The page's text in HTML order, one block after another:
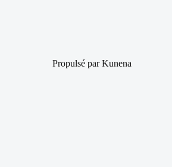
Propulsé parKunena